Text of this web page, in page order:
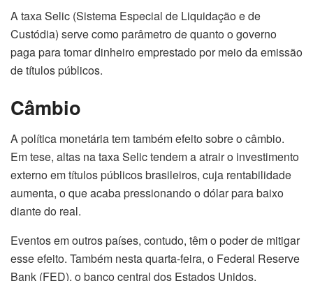
A taxa Selic (Sistema Especial de Liquidação e de
Custódia) serve como parâmetro de quanto o governo
paga para tomar dinheiro emprestado por meio da emissão
de títulos públicos.
Câmbio
A política monetária tem também efeito sobre o câmbio.
Em tese, altas na taxa Selic tendem a atrair o investimento
externo em títulos públicos brasileiros, cuja rentabilidade
aumenta, o que acaba pressionando o dólar para baixo
diante do real.
Eventos em outros países, contudo, têm o poder de mitigar
esse efeito. Também nesta quarta-feira, o Federal Reserve
Bank (FED), o banco central dos Estados Unidos,